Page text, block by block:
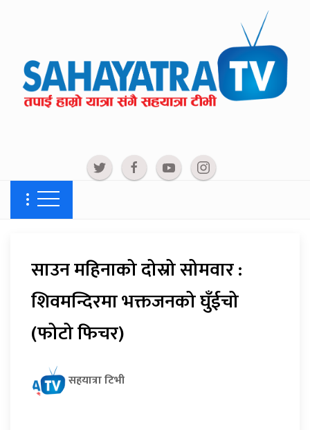
साउन महिनाको दोस्रो सोमवार :
शिवमन्दिरमा भक्तजनको घुँईचो
(फोटो फिचर)
सहयात्रा टिभी